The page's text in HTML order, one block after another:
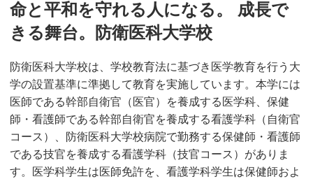
命と平和を守れる人になる。 成長で
きる舞台。防衛医科大学校
防衛医科大学校は、学校教育法に基づき医学教育を行う大
学の設置基準に準拠して教育を実施しています。本学には
医師である幹部自衛官（医官）を養成する医学科、保健
師・看護師である幹部自衛官を養成する看護学科（自衛官
コース）、防衛医科大学校病院で勤務する保健師・看護師
である技官を養成する看護学科（技官コース）がありま
す。医学科学生は医師免許を、看護学科学生は保健師およ